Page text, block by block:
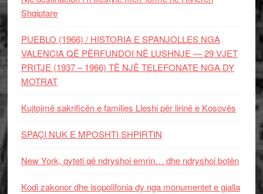
Shqiptare
PUEBLO (1966) / HISTORIA E SPANJOLLES NGA
VALENCIA QË PËRFUNDOI NË LUSHNJE — 29 VJET
PRITJE (1937 – 1966) TË NJË TELEFONATE NGA DY
MOTRAT
Kujtojmë sakrificën e familjes Lleshi për lirinë e Kosovës
SPAÇI NUK E MPOSHTI SHPIRTIN
New York, qyteti që ndryshoi emrin… dhe ndryshoi botën
Kodi zakonor dhe isopolifonia dy nga monumentet e gjalla